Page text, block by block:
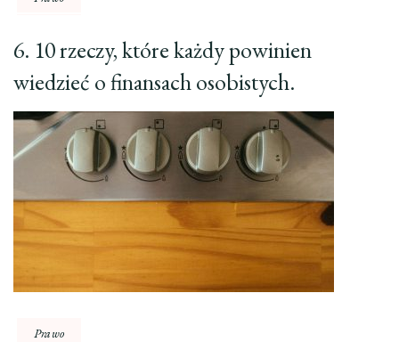
6. 10 rzeczy, które każdy powinien
wiedzieć o finansach osobistych.
Prawo